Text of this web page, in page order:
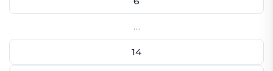
…
14